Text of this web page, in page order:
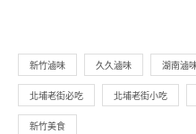
新竹滷味 久久滷味 湖南滷
北埔老街必吃 北埔老街小吃
新竹美食